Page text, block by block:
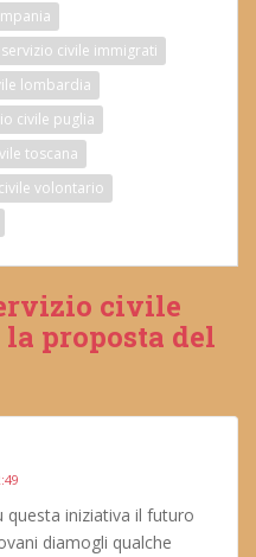
servizio civile immigrati
lombardia
civile puglia
toscana
volontario
civile
la proposta del
questa iniziativa il futuro
diamogli qualche